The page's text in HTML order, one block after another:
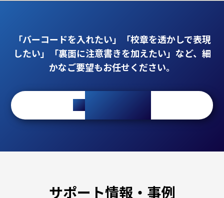
「バーコードを入れたい」「校章を透かしで表現
したい」「裏面に注意書きを加えたい」など、細
かなご要望もお任せください。
mail_outlineご相談・お見積
サポート情報・事例